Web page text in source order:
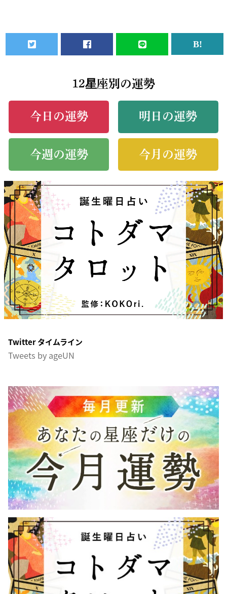
12星座別の運勢
今日の運勢 明日の運勢
今週の運勢 今月の運勢
Twitter タイムライン
Tweets by ageUN